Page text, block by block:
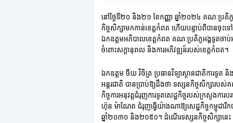
នៅថ្ងៃទី២០ និង២១ ខែកញ្ញា ឆ្នាំ២០២៤ គណៈប្រតិ
កិច្ចសិក្សាមកកាន់ខេត្តកំពត ហើយបន្ទាប់ពីបានចុ
ឯកឧត្តមអភិបាលខេត្តកំពត គណៈប្រតិភូអង្គទូតចាប់អ
ចំពោះសក្តានុពល និងការអភិវឌ្ឍន៍របស់ខេត្តកំពត។
ឯកឧត្តម ចឺយ វិចិត្រ ប្រធានវិទ្យាស្ថានជាតិការទូត
អន្តរជាតិ បានប្រាប់ឱ្យដឹងថា ទស្សនកិច្ចសិក្សារប
កិច្ចការអនុវត្តជំរុញការទូតសេដ្ឋកិច្ចរបស់ក្រសួងការ
ហ៊ុន ម៉ាណែត ជំរុញធ្វើយ៉ាងណាឱ្យសេដ្ឋកិច្ចកម្ពុជ
ឆ្នាំ២០៣០ និង២០៥០។ ដំណើរទស្សនកិច្ចសិក្សានេះ ជ